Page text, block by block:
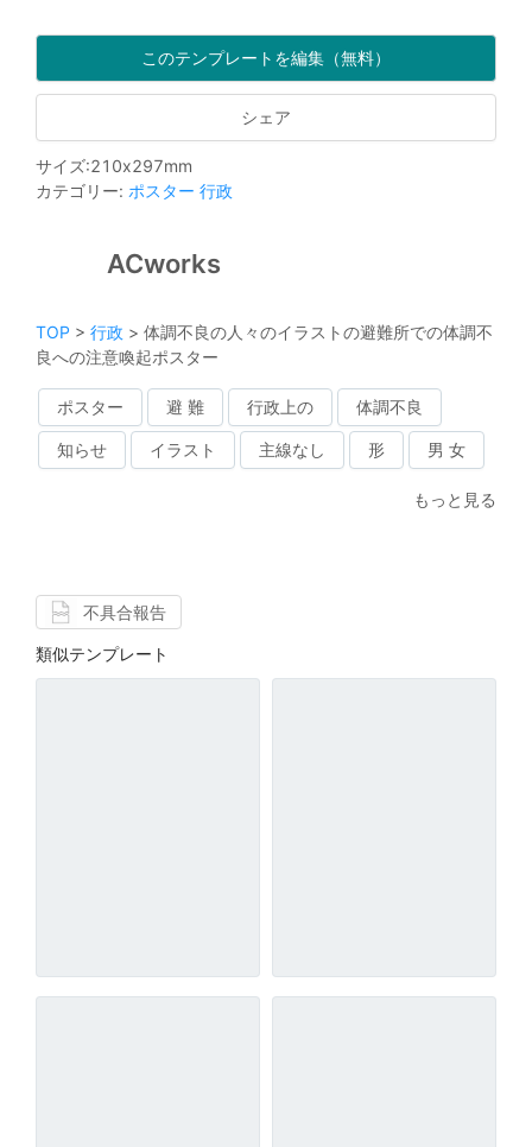
このテンプレートを編集（無料）
シェア
サイズ:210x297mm
カテゴリー: ポスター 行政
ACworks
TOP > 行政 > 体調不良の人々のイラストの避難所での体調不
良への注意喚起ポスター
ポスター 避 難 行政上の 体調不良
知らせ イラスト 主線なし 形 男 女
もっと見る
不具合報告
類似テンプレート